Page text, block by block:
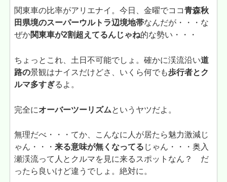
関東車の比率がアリエナイ。今日、金曜でココ青森秋
田県境のスーパーウルトラ辺境地帯なんだが・・・な
ぜか関東車が2割超えてるんじゃね的な勢い・・・
ちょっとこれ、土日不可能でしょ。確かに渓流沿い道
路の景観はナイスだけどさ、いくら何でも歩行者とク
ルマ多すぎるよ。
完全にオーバーツーリズムというヤツだよ。
無理だべ・・・てか、こんなに人が居たら魅力激減じ
ゃん・・・来る意味が無くなってる じゃん・・・奥入
瀬渓流って人とクルマを見に来るスポットなん？ だ
ったら良いけど違うでしょ。絶対に。